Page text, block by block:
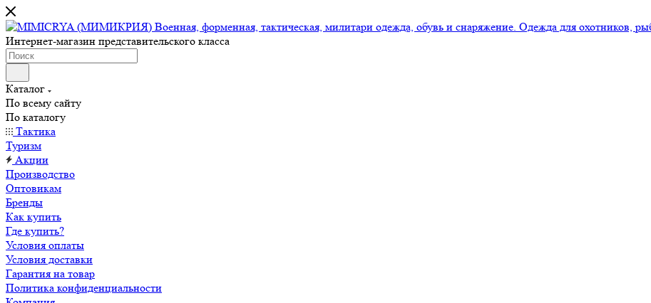
Интернет-магазин представительского класса
Каталог
По всему сайту
По каталогу
Тактика
Туризм
Акции
Производство
Оптовикам
Бренды
Как купить
Где купить?
Условия оплаты
Условия доставки
Гарантия на товар
Политика конфиденциальности